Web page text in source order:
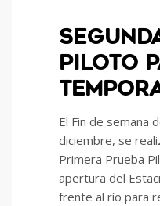
PILOTO
El Fin de semana
diciembre, se
Primera Prueba
apertura del
frente al río para